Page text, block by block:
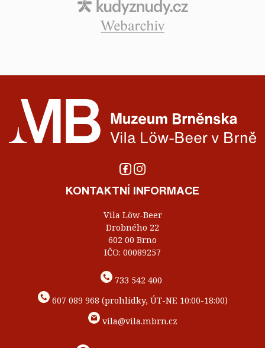
KONTAKTNÍ INFORMACE
Vila Löw-Beer
Drobného 22
602 00 Brno
IČO: 00089257
733 542 400
607 089 968 (prohlídky, ÚT-NE 10:00-18:00)
vila@vila.mbrn.cz